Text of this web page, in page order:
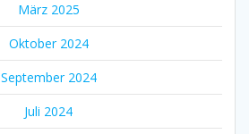
März 2025
Oktober 2024
September 2024
Juli 2024